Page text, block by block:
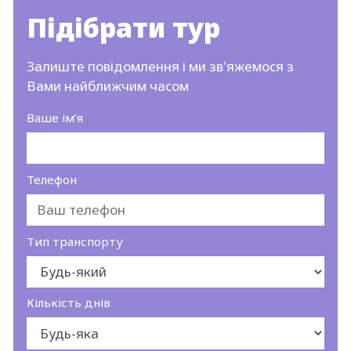
Підібрати тур
Залиште повідомлення і ми зв'яжемося з
Вами найближчим часом
Ваше ім’я
Телефон
Тип транспорту
Кількість днів